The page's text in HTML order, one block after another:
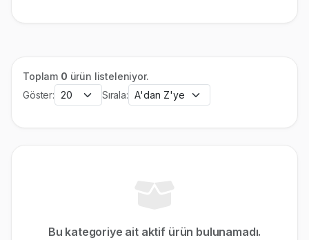
Toplam 0 ürün listeleniyor.
Göster:
Sırala:
Bu kategoriye ait aktif ürün bulunamadı.